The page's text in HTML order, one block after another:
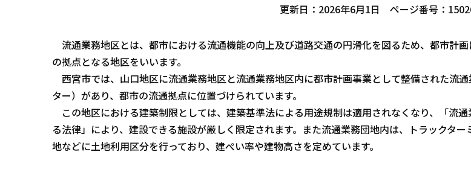
更新日：2026年6月1日 ページ番号：
流通業務地区とは、都市における流通機能の向上及び道路交通の円滑化を図るため、都市計
の拠点となる地区をいいます。
西宮市では、山口地区に流通業務地区と流通業務地区内に都市計画事業として整備された流
ター）があり、都市の流通拠点に位置づけられています。
この地区における建築制限としては、建築基準法による用途規制は適用されなくなり、「流
る法律」により、建設できる施設が厳しく限定されます。また流通業務団地内は、トラックタ
地などに土地利用区分を行っており、建ぺい率や建物高さを定めています。